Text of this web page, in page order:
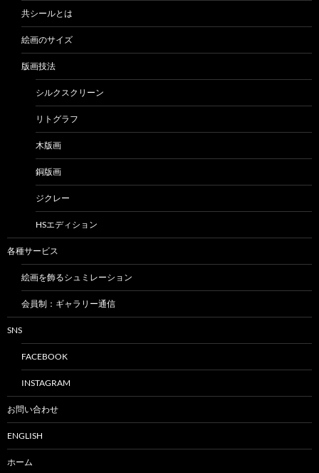
共シールとは
絵画のサイズ
版画技法
シルクスクリーン
リトグラフ
木版画
銅版画
ジクレー
HSエディション
各種サービス
絵画を飾るシュミレーション
会員制：ギャラリー通信
SNS
FACEBOOK
INSTAGRAM
お問い合わせ
ENGLISH
ホーム